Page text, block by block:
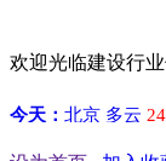
欢迎光临建设行业